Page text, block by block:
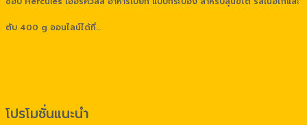
ตับ 400 g ออนไลน์ได้ที่…
โปรโมชั่นแนะนำ